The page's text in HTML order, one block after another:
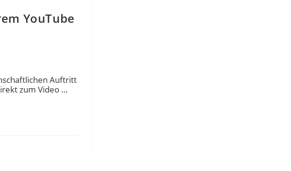
YouTube
Auftritt
zum Video …